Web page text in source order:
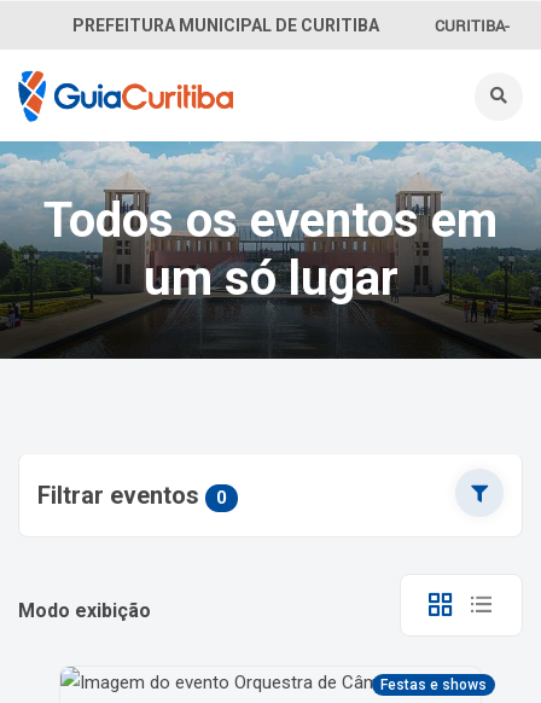
PREFEITURA MUNICIPAL DE CURITIBA CURITIBA-
INFORMAÇÃO
SECRETARIAS
Todos os eventos em
um só lugar
Filtrar eventos 0
Modo exibição
Festas e shows